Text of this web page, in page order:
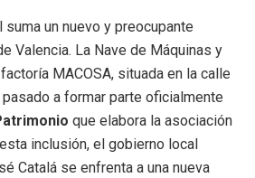
un nuevo y preocupante
Valencia. La Nave de Máquinas y
MACOSA, situada en la calle
a formar parte oficialmente
que elabora la asociación
inclusión, el gobierno local
Catalá se enfrenta a una nueva